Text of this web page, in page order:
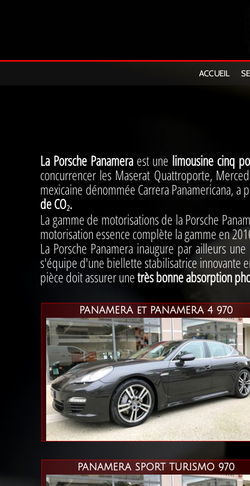
ACCUEIL
La Porsche Panameraest une limousine cinq
concurrencer les Maserat Quattroporte,
mexicaine dénommée Carrera Panamericana, a
de CO2.
La gamme de motorisations de la Porsche
motorisation essence complète la gamme en
La Porsche Panamera inaugure par ailleurs une
s'équipe d'une biellette stabilisatrice innovante
pièce doit assurer unetrès bonne absorption
PANAMERA et PANAMERA 4 970
PANAMERA SPORT TURISMO 970